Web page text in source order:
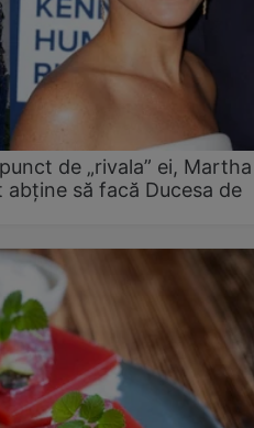
de „rivala” ei, Martha
să facă Ducesa de